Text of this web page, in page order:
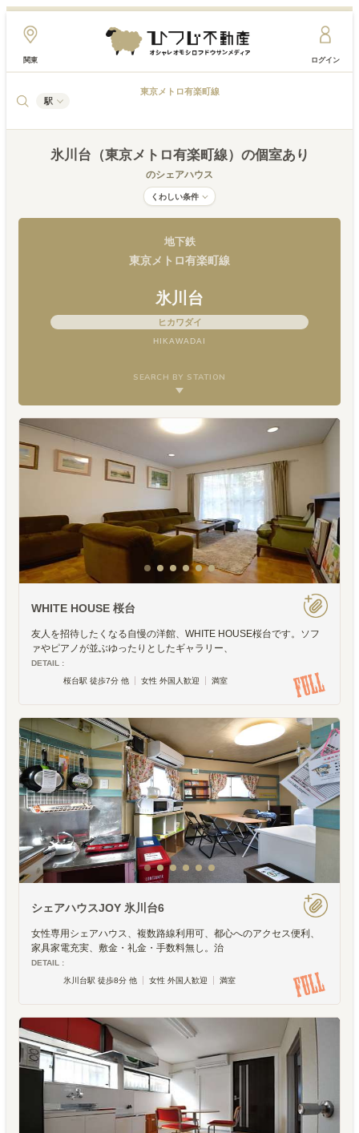
関東 ログイン
駅
東京メトロ有楽町線
氷川台（東京メトロ有楽町線） の個室あり
のシェアハウス
くわしい条件
地下鉄
東京メトロ有楽町線
氷川台
ヒカワダイ
HIKAWADAI
SEARCH BY STATION
WHITE HOUSE 桜台
友人を招待したくなる自慢の洋館、WHITE HOUSE桜台です。ソフ
ァやピアノが並ぶゆったりとしたギャラリー、
DETAIL :
桜台駅 徒歩7分 他
女性 外国人歓迎 満室
シェアハウスJOY 氷川台6
女性専用シェアハウス、複数路線利用可、都心へのアクセス便利、
家具家電充実、敷金・礼金・手数料無し。治
DETAIL :
氷川台駅 徒歩8分 他
女性 外国人歓迎 満室